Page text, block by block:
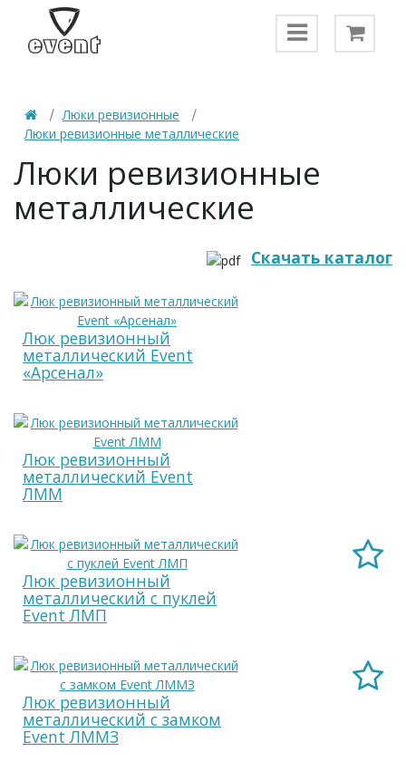
Люки ревизионные
Люки ревизионные металлические
Люки ревизионные
металлические
Скачать каталог
Люк ревизионный
металлический Event
«Арсенал»
Люк ревизионный
металлический Event
ЛММ
Люк ревизионный
металлический с пуклей
Event ЛМП
Люк ревизионный
металлический с замком
Event ЛММЗ